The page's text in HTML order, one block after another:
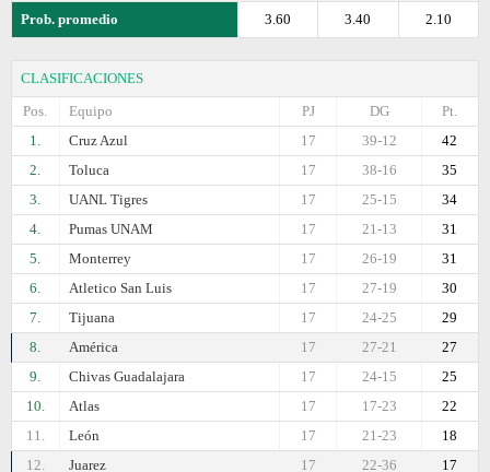
Prob. promedio 2.10
3.40
3.60
CLASIFICACIONES
Pos.
Equipo Pt.
DG
PJ
1.
Cruz Azul 42
39-12
17
2.
Toluca 35
38-16
17
3.
UANL Tigres 34
25-15
17
4.
Pumas UNAM 31
21-13
17
5.
Monterrey 31
26-19
17
6.
Atlеtico San Luis 30
27-19
17
7.
Tijuana 29
24-25
17
8.
América 27
27-21
17
9.
Chivas Guadalajara 25
24-15
17
10.
Atlas 22
17-23
17
11.
León 18
21-23
17
12.
Juаrez 17
22-36
17